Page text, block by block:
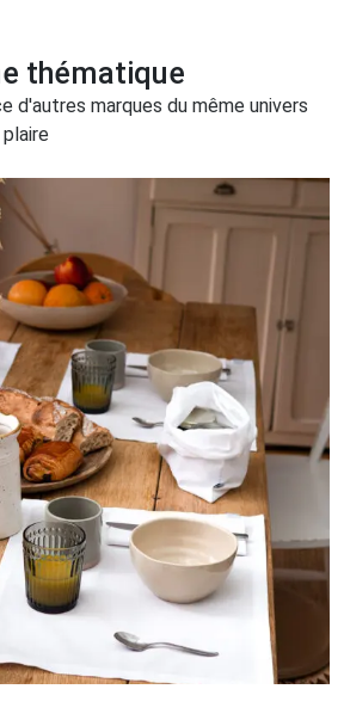
thématique
d'autres marques du même univers